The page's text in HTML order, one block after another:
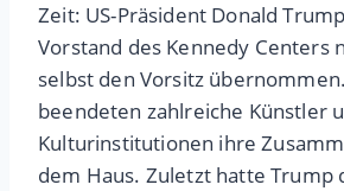
Zeit: US-Präsident Donald
Vorstand des Kennedy Centers
selbst den Vorsitz
beendeten zahlreiche Künstler
Kulturinstitutionen ihre
dem Haus. Zuletzt hatte Trump